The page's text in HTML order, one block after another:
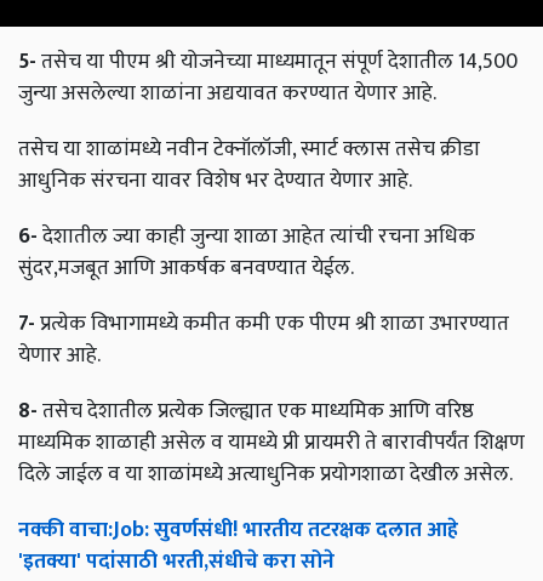
5-तसेच या पीएम श्री योजनेच्या माध्यमातून संपूर्ण देशातील 14,500
जुन्या असलेल्या शाळांना अद्ययावत करण्यात येणार आहे.
तसेच या शाळांमध्ये नवीन टेक्नॉलॉजी, स्मार्ट क्लास तसेच क्रीडा
आधुनिक संरचना यावर विशेष भर देण्यात येणार आहे.
6-देशातील ज्या काही जुन्या शाळा आहेत त्यांची रचना अधिक
सुंदर,मजबूत आणि आकर्षक बनवण्यात येईल.
7-प्रत्येक विभागामध्ये कमीत कमी एक पीएम श्री शाळा उभारण्यात
येणार आहे.
8-तसेच देशातील प्रत्येक जिल्ह्यात एक माध्यमिक आणि वरिष्ठ
माध्यमिक शाळाही असेल व यामध्ये प्री प्रायमरी ते बारावीपर्यंत शिक्षण
दिले जाईल व या शाळांमध्ये अत्याधुनिक प्रयोगशाळा देखील असेल.
नक्कीवाचा:Job:सुवर्णसंधी!भारतीयतटरक्षकदलातआहे
'इतक्या'पदांसाठीभरती,संधीचेकरासोने